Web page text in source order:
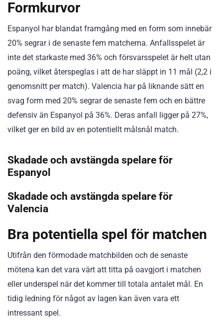
Formkurvor
Espanyol har blandat framgång med en form som innebär
20% segrar i de senaste fem matcherna. Anfallsspelet är
inte det starkaste med 36% och försvarsspelet är helt utan
poäng, vilket återspeglas i att de har släppt in 11 mål (2,2 i
genomsnitt per match). Valencia har på liknande sätt en
svag form med 20% segrar de senaste fem och en bättre
defensiv än Espanyol på 36%. Deras anfall ligger på 27%,
vilket ger en bild av en potentiellt målsnål match.
Skadade och avstängda spelare för
Espanyol
Skadade och avstängda spelare för
Valencia
Bra potentiella spel för matchen
Utifrån den förmodade matchbilden och de senaste
mötena kan det vara värt att titta på oavgjort i matchen
eller underspel när det kommer till totala antalet mål. En
tidig ledning för något av lagen kan även vara ett
intressant spel.